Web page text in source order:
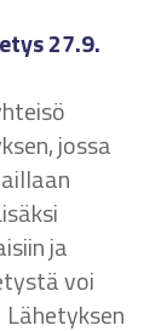
27.9.
jossa
ja
voi